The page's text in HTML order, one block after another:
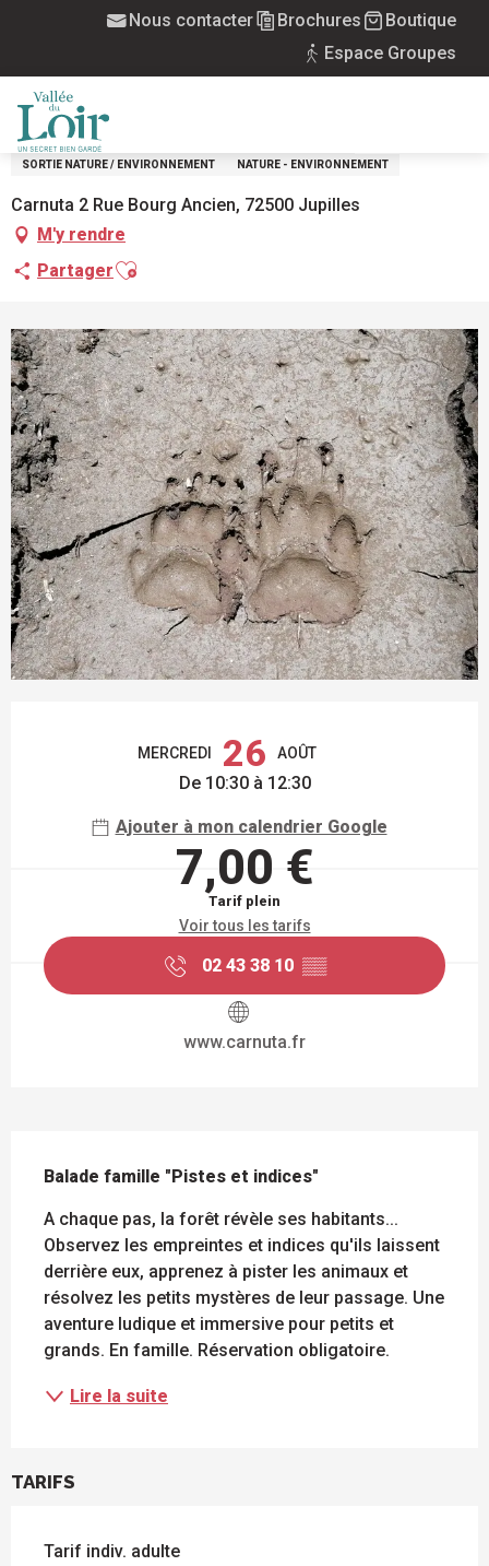
principal
Nous contacter Brochures
Boutique
Espace Groupes
Balade famille "Pistes et indices"
Mercredi 26 août de 10:30 à 12:30
BALADE FAMILLE "PISTES ET INDICES"
SAISON ESTIVALE
SORTIE NATURE / ENVIRONNEMENT
NATURE - ENVIRONNEMENT
Carnuta 2 Rue Bourg Ancien, 72500 Jupilles
M'y rendre
PartagerAjouter aux favoris
MERCREDI 26 AOÛT
De 10:30 à 12:30
Ajouter à mon calendrier Google
7,00 €
Tarif plein
Voir tous les tarifs
02 43 38 10 ▒▒
www.carnuta.fr
Balade famille "Pistes et indices"
A chaque pas, la forêt révèle ses habitants...
Observez les empreintes et indices qu'ils laissent
derrière eux, apprenez à pister les animaux et
résolvez les petits mystères de leur passage. Une
aventure ludique et immersive pour petits et
grands. En famille. Réservation obligatoire.
Lire la suite
TARIFS
Tarif indiv. adulte